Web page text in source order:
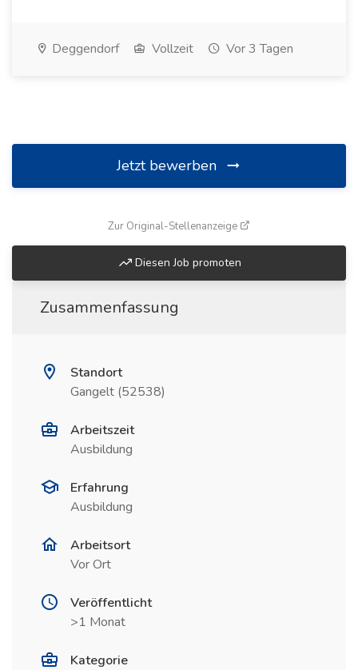
Deggendorf Vollzeit Vor 3 Tagen
Jetzt bewerben
Zur Original-Stellenanzeige
Diesen Job promoten
Zusammenfassung
Standort
Gangelt (52538)
Arbeitszeit
Ausbildung
Erfahrung
Ausbildung
Arbeitsort
Vor Ort
Veröffentlicht
>1 Monat
Kategorie